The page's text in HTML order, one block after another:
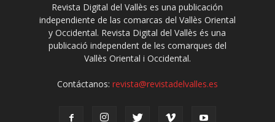
Revista Digital del Vallès es una publicación
independiente de las comarcas del Vallès Oriental
y Occidental. Revista Digital del Vallès és una
publicació independent de les comarques del
Vallès Oriental i Occidental.
Contáctanos: revista@revistadelvalles.es